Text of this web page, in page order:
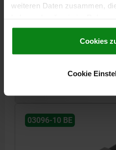
weiteren Daten zusammen,
gesammelt haben.Cookie
Datenschutz|
Cookies
Cookie
SCHWARZGRAU RAL7021,
FARBE DECKEL =LICHTGRAU RAL
L2=12 L3=25
03096-10 BE